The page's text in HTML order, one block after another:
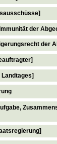
der
der